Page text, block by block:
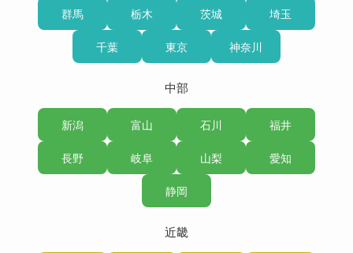
群馬 栃木 茨城 埼玉
千葉 東京 神奈川
中部
新潟 富山 石川 福井
長野 岐阜 山梨 愛知
静岡
近畿